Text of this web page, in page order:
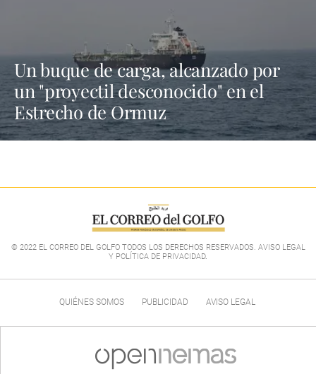
Un buque de carga, alcanzado por
un "proyectil desconocido" en el
Estrecho de Ormuz
© 2022 EL CORREO DEL GOLFO TODOS LOS DERECHOS RESERVADOS. AVISO LEGAL
Y POLÍTICA DE PRIVACIDAD.
QUIÉNES SOMOS PUBLICIDAD AVISO LEGAL